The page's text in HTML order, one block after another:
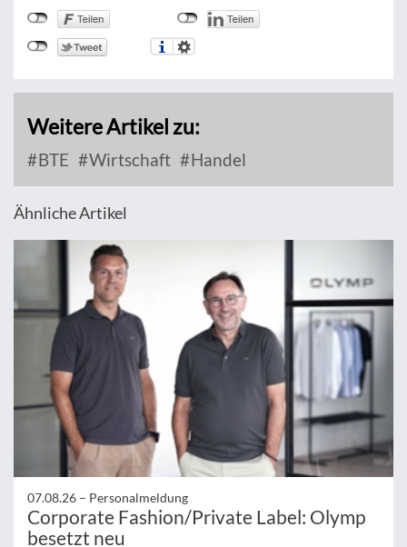
Weitere Artikel zu:
BTE Wirtschaft Handel
Ähnliche Artikel
07.08.26 – Personalmeldung
Corporate Fashion/Private Label: Olymp
besetzt neu